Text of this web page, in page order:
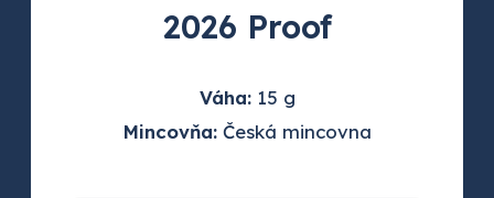
2026 Proof
Váha:15 g
Mincovňa: Česká mincovna